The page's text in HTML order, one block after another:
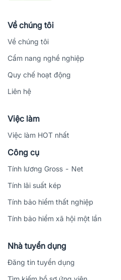
Về chúng tôi
Về chúng tôi
Cẩm nang nghề nghiệp
Quy chế hoạt động
Liên hệ
Việc làm
Việc làm HOT nhất
Công cụ
Tính lương Gross - Net
Tính lãi suất kép
Tính bảo hiểm thất nghiệp
Tính bảo hiểm xã hội một lần
Nhà tuyển dụng
Đăng tin tuyển dụng